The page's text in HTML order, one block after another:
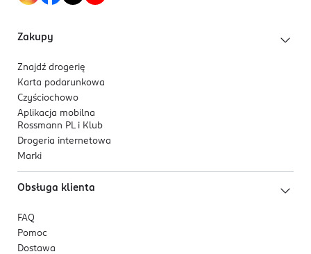
Dla kogo jest ten produkt?
Produkt przeznaczony dla mężczyzn o
twarzy , którzy szukają łagodnej pianki do golenia,
00494049090
4 005808 222742
Zakupy
Znajdź drogerię
Karta podarunkowa
Czyściochowo
Aplikacja mobilna
Rossmann PL i Klub
Drogeria internetowa
Marki
Obsługa klienta
FAQ
Pomoc
Dostawa